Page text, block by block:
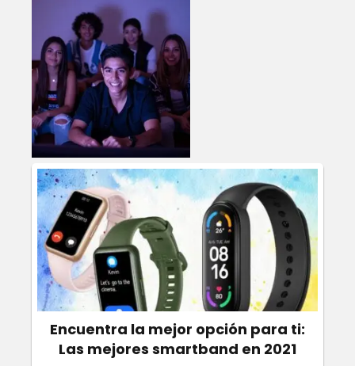
Encuentra la mejor opción para ti:
Las mejores smartband en 2021